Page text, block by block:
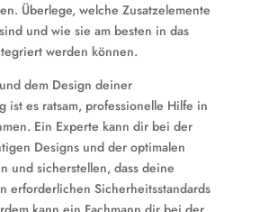
Überlege, welche Zusatzelemente
und wie sie am besten in das
werden können.
dem Design deiner
ist es ratsam, professionelle Hilfe in
Ein Experte kann dir bei der
Designs und der optimalen
und sicherstellen, dass deine
erforderlichen Sicherheitsstandards